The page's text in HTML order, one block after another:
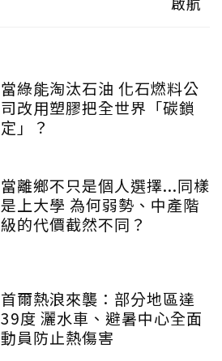
當綠能淘汰石油 化石燃料公
司改用塑膠把全世界「碳鎖
定」？
當離鄉不只是個人選擇...同樣
是上大學 為何弱勢、中產階
級的代價截然不同？
首爾熱浪來襲：部分地區達
39度 灑水車、避暑中心全面
動員防止熱傷害